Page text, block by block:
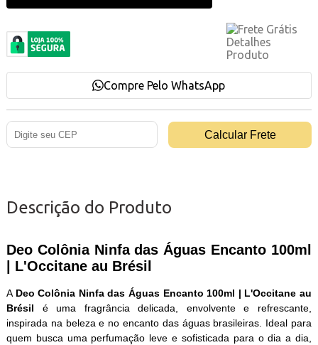
Compre Pelo WhatsApp
Descrição do Produto
Deo Colônia Ninfa das Águas Encanto 100ml
| L'Occitane au Brésil
A Deo Colônia Ninfa das Águas Encanto 100ml | L'Occitane au
Brésil é uma fragrância delicada, envolvente e refrescante,
inspirada na beleza e no encanto das águas brasileiras. Ideal para
quem busca uma perfumação leve e sofisticada para o dia a dia,